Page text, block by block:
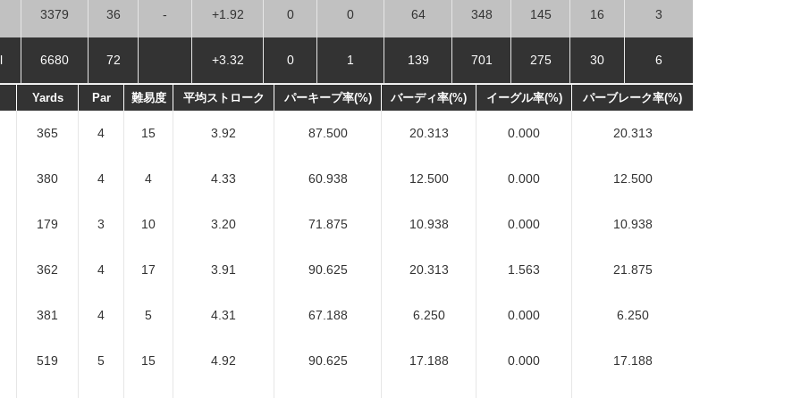
3379 36 - +1.92 0 0 64 348 145 16 3
6680 72 +3.32 0 1 139 701 275 30 6
Yards Par 難易度 平均ストローク パーキープ率(%) バーディ率(%) イーグル率(%) パーブレーク率(%)
365 4 15 3.92 87.500 20.313 0.000 20.313
380 4 4 4.33 60.938 12.500 0.000 12.500
179 3 10 3.20 71.875 10.938 0.000 10.938
362 4 17 3.91 90.625 20.313 1.563 21.875
381 4 5 4.31 67.188 6.250 0.000 6.250
519 5 15 4.92 90.625 17.188 0.000 17.188